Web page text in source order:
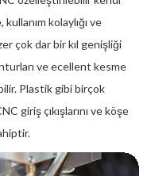
kolaylığı ve
çok dar bir kıl genişliği
ve ecellent kesme
Plastik gibi birçok
giriş çıkışlarını ve köşe